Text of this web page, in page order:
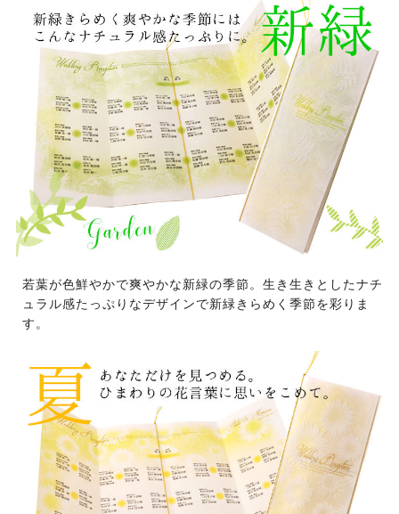
若葉が色鮮やかで爽やかな新緑の季節。生き生きとしたナチ
ュラル感たっぷりなデザインで新緑きらめく季節を彩りま
す。